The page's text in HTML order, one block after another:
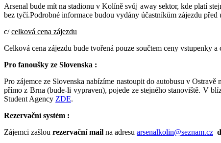
Arsenal bude mít na stadionu v Kolíně svůj away sektor, kde platí
bez tyčí.Podrobné informace budou vydány účastníkům zájezdu před
c/celková cena zájezdu
Celková cena zájezdu bude tvořená pouze součtem ceny vstupenky
Pro fanoušky ze Slovenska :
Pro zájemce ze Slovenska nabízíme nastoupit do autobusu v
přímo z Brna (bude-li vypraven), pojede ze stejného stanoviště. V
Student Agency ZDE.
Rezervační systém :
Zájemci zašlou rezervační mail na adresu arsenalkolin@seznam.cz